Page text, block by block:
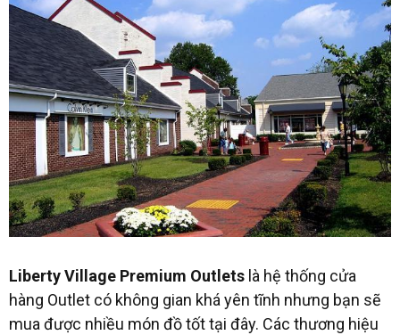
Liberty Village Premium Outlets là hệ thống cửa
hàng Outlet có không gian khá yên tĩnh nhưng bạn sẽ
mua được nhiều món đồ tốt tại đây. Các thương hiệu